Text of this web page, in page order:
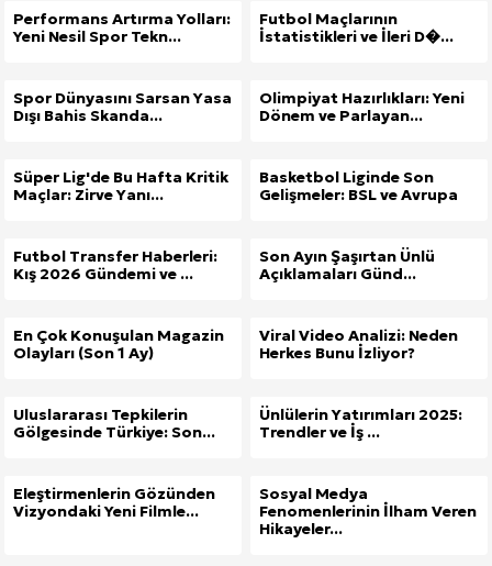
Performans Artırma Yolları:
Yeni Nesil Spor Tekn...
Futbol Maçlarının
İstatistikleri ve İleri D�...
Spor Dünyasını Sarsan Yasa
Dışı Bahis Skanda...
Olimpiyat Hazırlıkları: Yeni
Dönem ve Parlayan...
Süper Lig'de Bu Hafta Kritik
Maçlar: Zirve Yanı...
Basketbol Liginde Son
Gelişmeler: BSL ve Avrupa
Futbol Transfer Haberleri:
Kış 2026 Gündemi ve ...
Son Ayın Şaşırtan Ünlü
Açıklamaları Günd...
En Çok Konuşulan Magazin
Olayları (Son 1 Ay)
Viral Video Analizi: Neden
Herkes Bunu İzliyor?
Uluslararası Tepkilerin
Gölgesinde Türkiye: Son...
Ünlülerin Yatırımları 2025:
Trendler ve İş ...
Eleştirmenlerin Gözünden
Vizyondaki Yeni Filmle...
Sosyal Medya
Fenomenlerinin İlham Veren
Hikayeler...